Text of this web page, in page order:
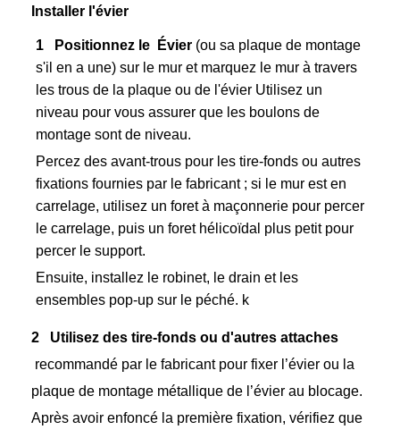
Installer l'évier
1 Positionnez le Évier (ou sa plaque de montage
s'il en a une) sur le mur et marquez le mur à travers
les trous de la plaque ou de l'évier Utilisez un
niveau pour vous assurer que les boulons de
montage sont de niveau.
Percez des avant-trous pour les tire-fonds ou autres
fixations fournies par le fabricant ; si le mur est en
carrelage, utilisez un foret à maçonnerie pour percer
le carrelage, puis un foret hélicoïdal plus petit pour
percer le support.
Ensuite, installez le robinet, le drain et les
ensembles pop-up sur le péché. k
2
Utilisez des tire-fonds ou d'autres attaches
recommandé par le fabricant pour fixer l’évier ou la
plaque de montage métallique de l’évier au blocage.
Après avoir enfoncé la première fixation, vérifiez que